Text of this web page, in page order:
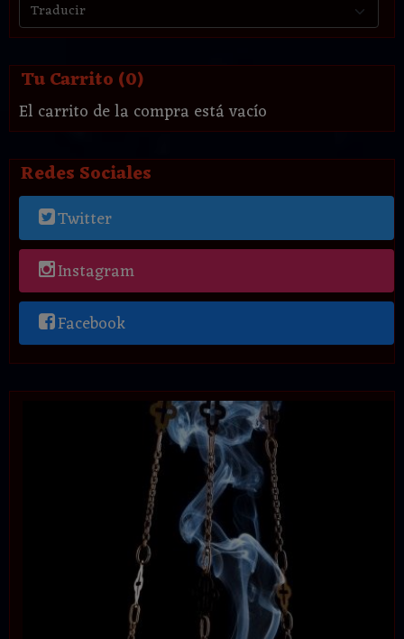
Tu Carrito (0)
El carrito de la compra está vacío
Redes Sociales
Twitter
Instagram
Facebook